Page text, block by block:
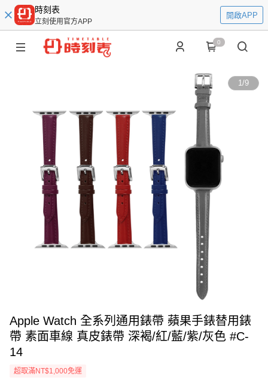
時刻表
立刻使用官方APP
開啟APP
0
1/9
Apple Watch 全系列通用錶帶 蘋果手錶替用錶
帶 素面車線 真皮錶帶 深褐/紅/藍/紫/灰色 #C-
14
超取滿NT$1,000免運